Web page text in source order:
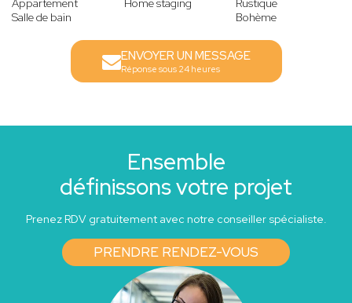
Salle de bain
Bohème
ENVOYER UN MESSAGE
Réponse sous 24 heures
Ensemble
définissons votre projet
Prenez RDV gratuitement avec notre conseiller spécialiste.
PRENDRE RENDEZ-VOUS